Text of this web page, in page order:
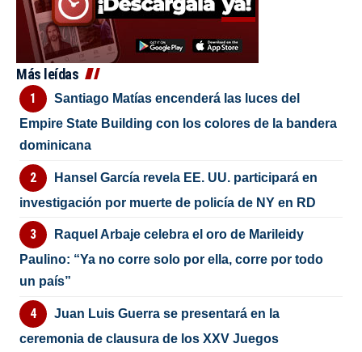
Más leídas
Santiago Matías encenderá las luces del
Empire State Building con los colores de la bandera
dominicana
Hansel García revela EE. UU. participará en
investigación por muerte de policía de NY en RD
Raquel Arbaje celebra el oro de Marileidy
Paulino: “Ya no corre solo por ella, corre por todo
un país”
Juan Luis Guerra se presentará en la
ceremonia de clausura de los XXV Juegos